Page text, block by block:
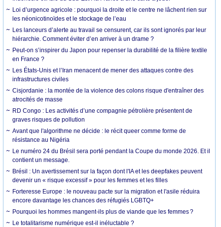
Loi d’urgence agricole : pourquoi la droite et le centre ne lâchent rien sur
les néonicotinoïdes et le stockage de l’eau
Les lanceurs d’alerte au travail se censurent, car ils sont ignorés par leur
hiérarchie. Comment éviter d’en arriver à un drame ?
Peut-on s’inspirer du Japon pour repenser la durabilité de la filière textile
en France ?
Les États-Unis et l’Iran menacent de mener des attaques contre des
infrastructures civiles
Cisjordanie : la montée de la violence des colons risque d'entraîner des
atrocités de masse
RD Congo : Les activités d’une compagnie pétrolière présentent de
graves risques de pollution
Avant que l'algorithme ne décide : le récit queer comme forme de
résistance au Nigéria
Le numéro 24 du Brésil sera porté pendant la Coupe du monde 2026. Et il
contient un message.
Brésil : Un avertissement sur la façon dont l'IA et les deepfakes peuvent
devenir un « risque excessif » pour les femmes et les filles
Forteresse Europe : le nouveau pacte sur la migration et l'asile réduira
encore davantage les chances des réfugiés LGBTQ+
Pourquoi les hommes mangent-ils plus de viande que les femmes ?
Le totalitarisme numérique est-il inéluctable ?